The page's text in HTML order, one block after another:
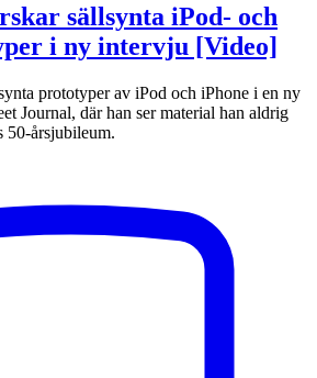
sällsynta iPod- och
i ny intervju [Video]
prototyper av iPod och iPhone i en ny
Journal, där han ser material han aldrig
50-årsjubileum.